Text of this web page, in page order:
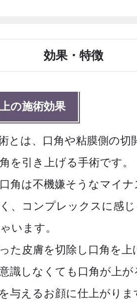
効果・特徴
の施術効果
とは、口角や粘膜側の切
を引き上げる手術です。
角は不機嫌そうなマイ
、コンプレックスに感
います。
た皮膚を切除し口角を上
識しなくても口角が上
与えるお顔に仕上がりま